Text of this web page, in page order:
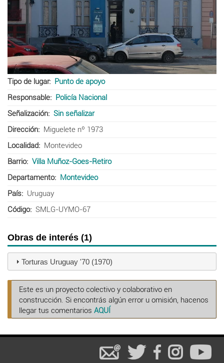
Tipo de lugar
Punto de apoyo
Responsable
Policía Nacional
Señalización
Sin señalizar
Dirección
Miguelete nº 1973
Localidad
Montevideo
Barrio
Villa Muñoz-Goes-Retiro
Departamento
Montevideo
País
Uruguay
Código
SMLG-UYMO-67
Obras de interés (1)
Torturas Uruguay '70 (1970)
Este es un proyecto colectivo y colaborativo en
construcción. Si encontrás algún error u omisión, hacenos
llegar tus comentarios AQUÍ